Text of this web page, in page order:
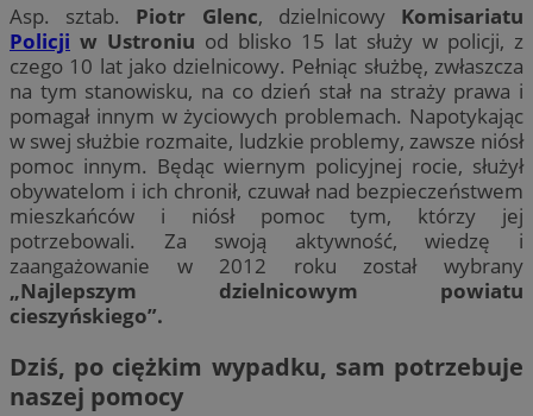
Asp. sztab. Piotr Glenc, dzielnicowy Komisariatu
Policji w Ustroniu od blisko 15 lat służy w policji, z
czego 10 lat jako dzielnicowy. Pełniąc służbę, zwłaszcza
na tym stanowisku, na co dzień stał na straży prawa i
pomagał innym w życiowych problemach. Napotykając
w swej służbie rozmaite, ludzkie problemy, zawsze niósł
pomoc innym. Będąc wiernym policyjnej rocie, służył
obywatelom i ich chronił, czuwał nad bezpieczeństwem
mieszkańców i niósł pomoc tym, którzy jej
potrzebowali. Za swoją aktywność, wiedzę i
zaangażowanie w 2012 roku został wybrany
„Najlepszym dzielnicowym powiatu
cieszyńskiego”.
Dziś, po ciężkim wypadku, sam potrzebuje
naszej pomocy